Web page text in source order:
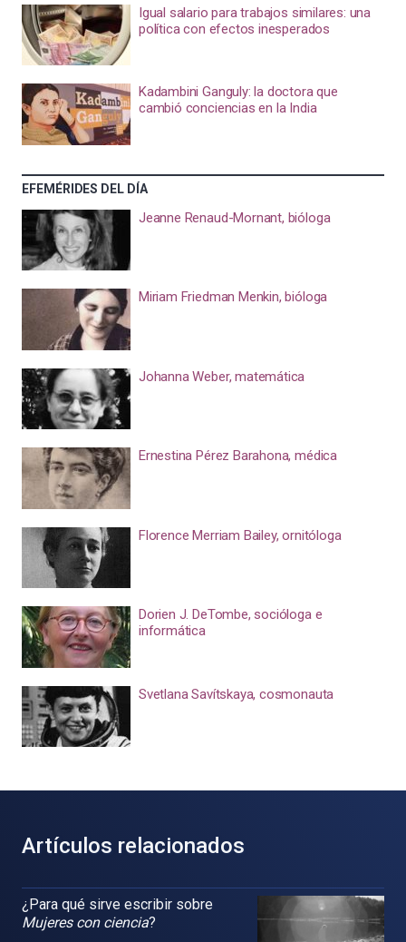
Igual salario para trabajos similares: una
política con efectos inesperados
Kadambini Ganguly: la doctora que
cambió conciencias en la India
EFEMÉRIDES DEL DÍA
Jeanne Renaud-Mornant, bióloga
Miriam Friedman Menkin, bióloga
Johanna Weber, matemática
Ernestina Pérez Barahona, médica
Florence Merriam Bailey, ornitóloga
Dorien J. DeTombe, socióloga e
informática
Svetlana Savítskaya, cosmonauta
Artículos relacionados
¿Para qué sirve escribir sobre
Mujeres con ciencia?